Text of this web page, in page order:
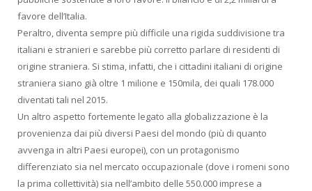
favore dell’Italia.
Peraltro, diventa sempre più difficile una rigida suddivisione tra
italiani e stranieri e sarebbe più corretto parlare di residenti di
origine straniera. Si stima, infatti, che i cittadini italiani di origine
straniera siano già oltre 1 milione e 150mila, dei quali 178.000
diventati tali nel 2015.
Un altro aspetto fortemente legato alla globalizzazione è la
provenienza dai più diversi Paesi del mondo (più di quanto
avvenga in altri Paesi europei), con un protagonismo
differenziato sia nel mercato occupazionale (dove i romeni sono
la prima collettività) sia nell’ambito delle 550.000 imprese a